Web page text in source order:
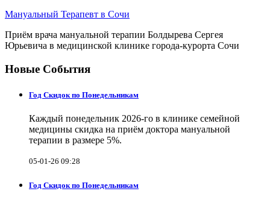
Мануальный Терапевт в Сочи
Приём врача мануальной терапии Болдырева Сергея
Юрьевича в медицинской клинике города-курорта Сочи
Новые События
Год Скидок по Понедельникам
Каждый понедельник 2026-го в клинике семейной
медицины скидка на приём доктора мануальной
терапии в размере 5%.
05-01-26 09:28
Год Скидок по Понедельникам